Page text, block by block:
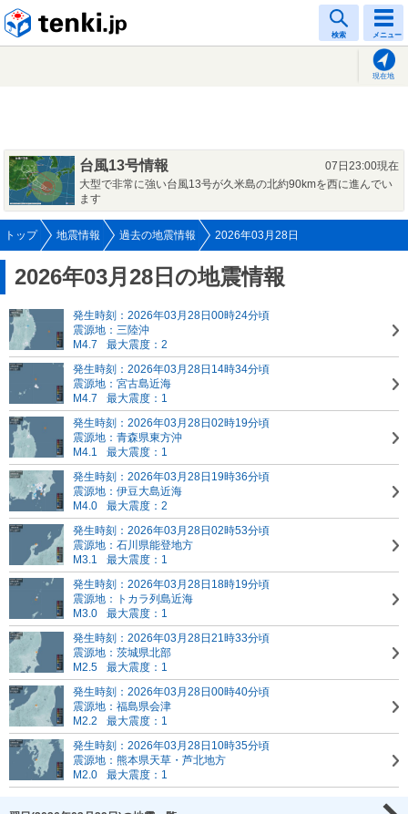
検索 メニュー
現在地
台風13号情報
07日23:00現在
大型で非常に強い台風13号が久米島の北約90kmを西に進んでい
ます
トップ 地震情報 過去の地震情報 2026年03月28日
2026年03月28日の地震情報
発生時刻：2026年03月28日00時24分頃
震源地：三陸沖
M4.7
最大震度：2
発生時刻：2026年03月28日14時34分頃
震源地：宮古島近海
M4.7
最大震度：1
発生時刻：2026年03月28日02時19分頃
震源地：青森県東方沖
M4.1
最大震度：1
発生時刻：2026年03月28日19時36分頃
震源地：伊豆大島近海
M4.0
最大震度：2
発生時刻：2026年03月28日02時53分頃
震源地：石川県能登地方
M3.1
最大震度：1
発生時刻：2026年03月28日18時19分頃
震源地：トカラ列島近海
M3.0
最大震度：1
発生時刻：2026年03月28日21時33分頃
震源地：茨城県北部
M2.5
最大震度：1
発生時刻：2026年03月28日00時40分頃
震源地：福島県会津
M2.2
最大震度：1
発生時刻：2026年03月28日10時35分頃
震源地：熊本県天草・芦北地方
M2.0
最大震度：1